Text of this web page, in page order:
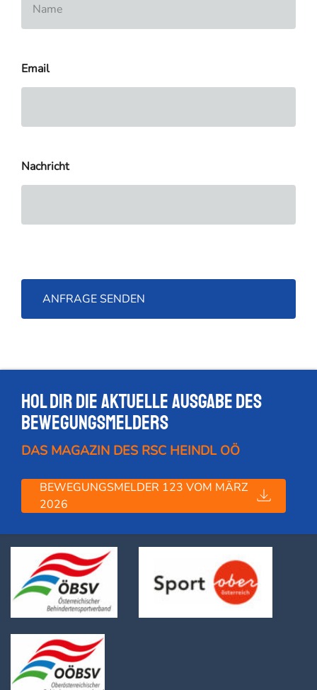
Email
Nachricht
Hol dir die Aktuelle Ausgabe des
Bewegungsmelders
DAS MAGAZIN DES RSC HEINDL OÖ
BEWEGUNGSMELDER 123 VOM MÄRZ
2026